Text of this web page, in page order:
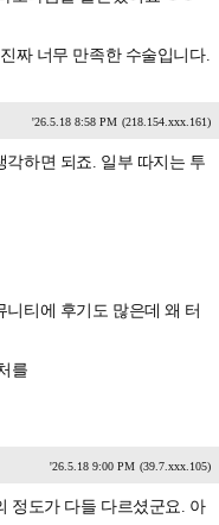
짜 너무 만족한 수술입니다.
'26.5.18 8:58 PM (218.154.xxx.161)
하면 되죠. 일부 따지는 투
티에 후기도 많은데 왜 터
를
'26.5.18 9:00 PM (39.7.xxx.105)
정도가 다들 다르셨군요. 아